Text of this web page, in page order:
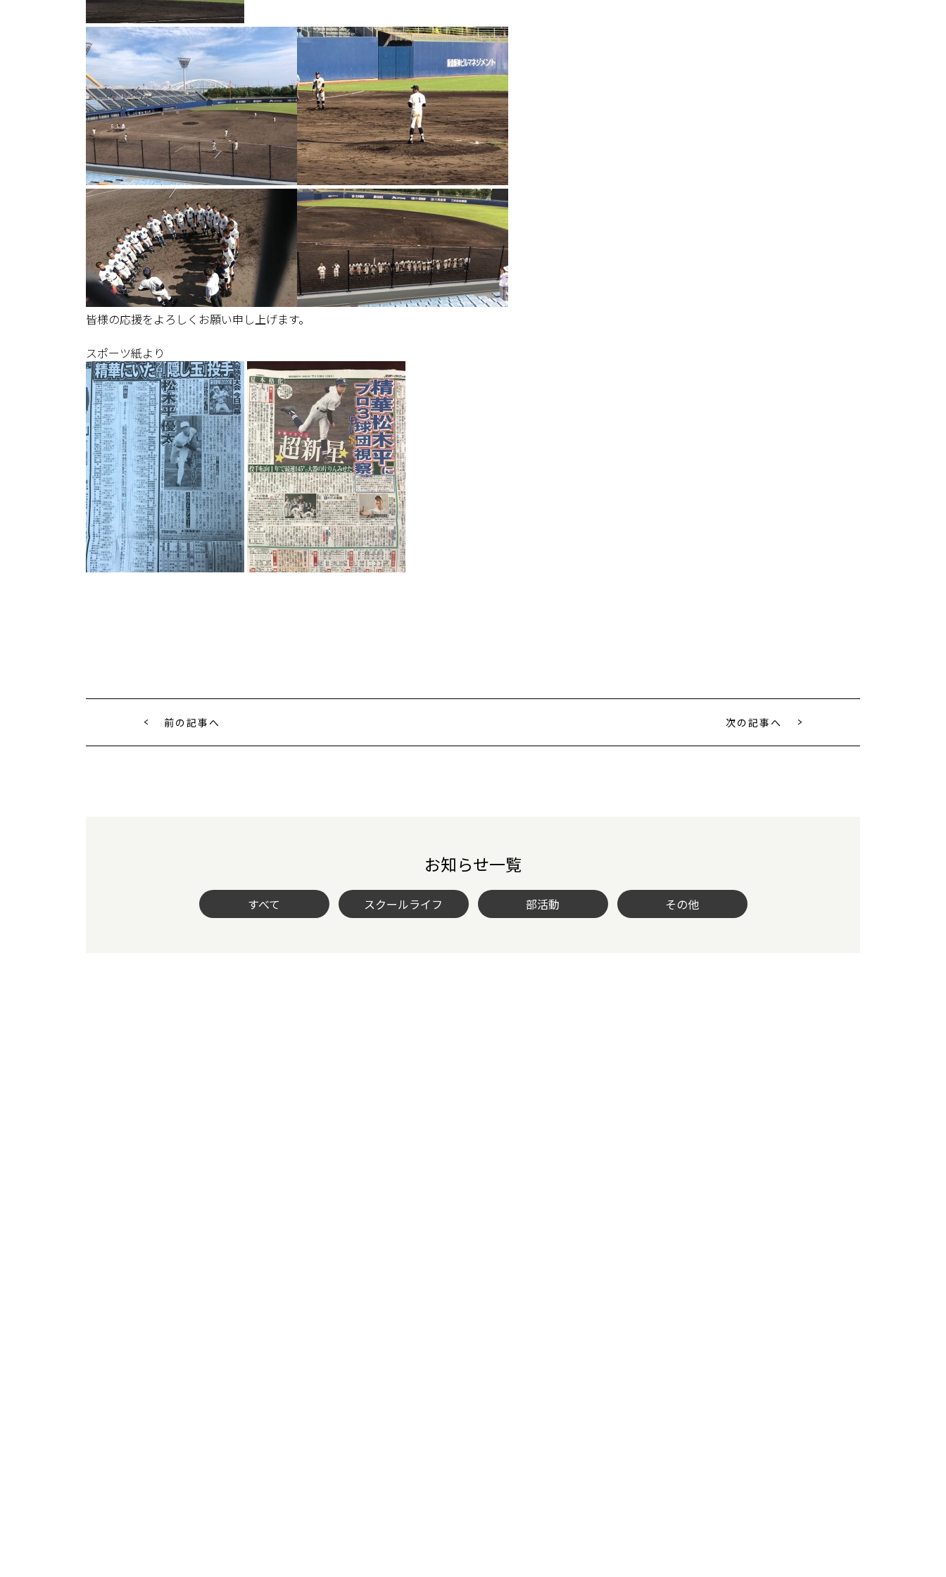
皆様の応援をよろしくお願い申し上げます。
スポーツ紙より
前の記事へ 次の記事へ
お知らせ一覧
すべて スクールライフ 部活動 その他